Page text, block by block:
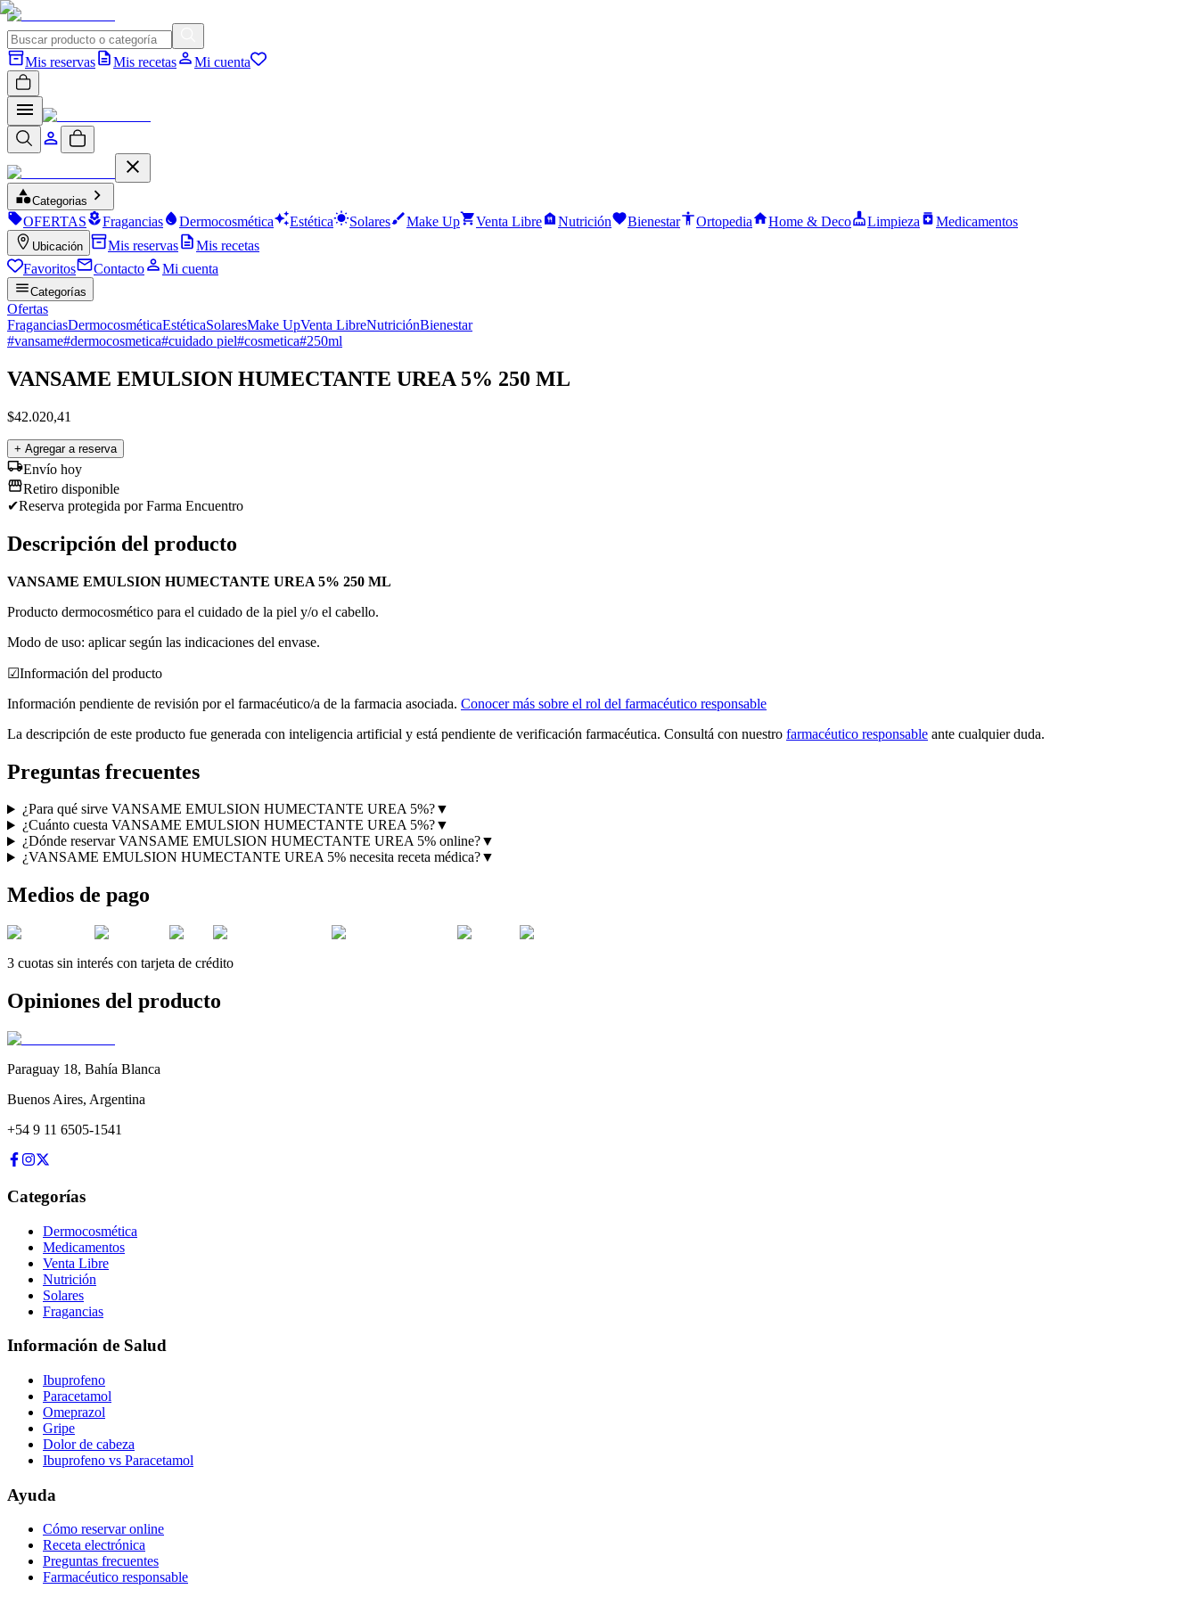
Mis reservas Mis recetas Mi cuenta
Categorias
OFERTAS Fragancias Dermocosmética Estética Solares Make Up Venta Libre Nutrición Bienestar Ortopedia Home & Deco Limpieza Medicamentos
Ubicación Mis reservas
Mis recetas
Favoritos
Contacto Mi cuenta
Categorías
Ofertas
FraganciasDermocosméticaEstéticaSolaresMake UpVenta LibreNutriciónBienestar
#vansame#dermocosmetica#cuidado piel#cosmetica#250ml
VANSAME EMULSION HUMECTANTE UREA 5% 250 ML
$42.020,41
+ Agregar a reserva
Envío hoy
Retiro disponible
✔Reserva protegida por Farma Encuentro
Descripción del producto
VANSAME EMULSION HUMECTANTE UREA 5% 250 ML
Producto dermocosmético para el cuidado de la piel y/o el cabello.
Modo de uso: aplicar según las indicaciones del envase.
☑Información del producto
Información pendiente de revisión por el farmacéutico/a de la farmacia asociada. Conocer más sobre el rol del farmacéutico responsable
La descripción de este producto fue generada con inteligencia artificial y está pendiente de verificación farmacéutica. Consultá con nuestro farmacéutico responsable ante cualquier duda.
Preguntas frecuentes
¿Para qué sirve VANSAME EMULSION HUMECTANTE UREA 5%?▼
¿Cuánto cuesta VANSAME EMULSION HUMECTANTE UREA 5%?▼
¿Dónde reservar VANSAME EMULSION HUMECTANTE UREA 5% online?▼
¿VANSAME EMULSION HUMECTANTE UREA 5% necesita receta médica?▼
Medios de pago
3 cuotas sin interés con tarjeta de crédito
Opiniones del producto
Paraguay 18, Bahía Blanca
Buenos Aires, Argentina
+54 9 11 6505-1541
Categorías
Dermocosmética
Medicamentos
Venta Libre
Nutrición
Solares
Fragancias
Información de Salud
Ibuprofeno
Paracetamol
Omeprazol
Gripe
Dolor de cabeza
Ibuprofeno vs Paracetamol
Ayuda
Cómo reservar online
Receta electrónica
Preguntas frecuentes
Farmacéutico responsable